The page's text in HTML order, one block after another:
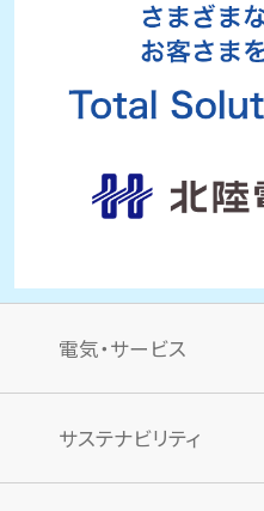
電気・サービス
サステナビリティ